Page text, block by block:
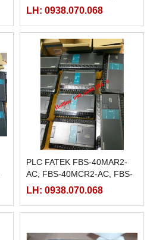
CB2, FBS-CB5
LH: 0938.070.068
PLC FATEK FBS-40MAR2-
AC, FBS-40MCR2-AC, FBS-
40MCRT-AC, FBS-40MART-
LH: 0938.070.068